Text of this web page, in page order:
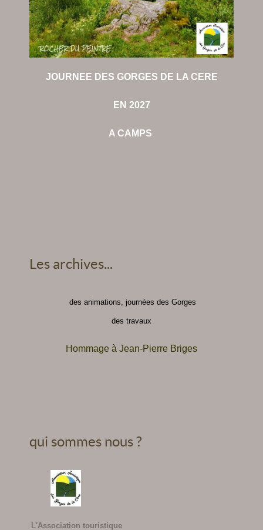
JOURNEE DES GORGES DE LA CERE
EN 2027
A CAMPS
Les archives...
des animations, journées des Gorges
des travaux
Hommage à Jean-Pierre Briges
qui sommes nous ?
L'Association touristique